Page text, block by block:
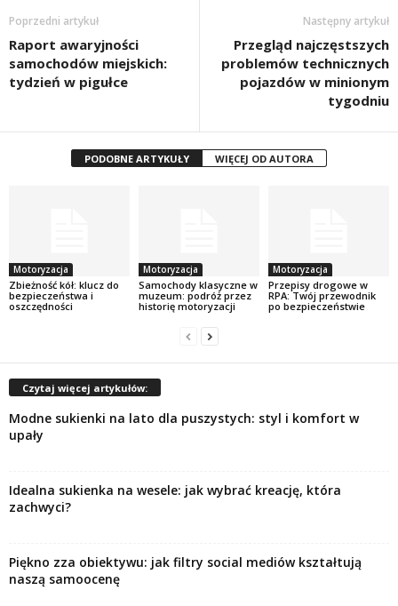
Poprzedni artykuł
Raport awaryjności
samochodów miejskich:
tydzień w pigułce
Następny artykuł
Przegląd najczęstszych
problemów technicznych
pojazdów w minionym
tygodniu
PODOBNE ARTYKUŁY WIĘCEJ OD AUTORA
Motoryzacja
Zbieżność kół: klucz do
bezpieczeństwa i
oszczędności
Motoryzacja
Samochody klasyczne w
muzeum: podróż przez
historię motoryzacji
Motoryzacja
Przepisy drogowe w
RPA: Twój przewodnik
po bezpieczeństwie
Czytaj więcej artykułów:
Modne sukienki na lato dla puszystych: styl i komfort w
upały
Idealna sukienka na wesele: jak wybrać kreację, która
zachwyci?
Piękno zza obiektywu: jak filtry social mediów kształtują
naszą samoocenę